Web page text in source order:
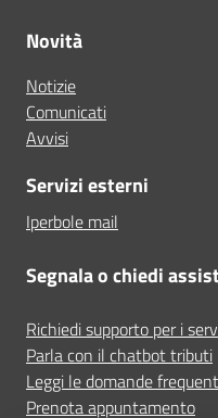
Novità
Notizie
Comunicati
Avvisi
Servizi esterni
Iperbole mail
Segnala o chiedi
Richiedi supporto per i
Parla con il chatbot tributi
Leggi le domande
Prenota appuntamento